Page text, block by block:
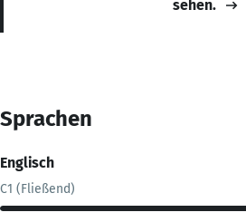
sehen.
Sprachen
Englisch
C1 (Fließend)